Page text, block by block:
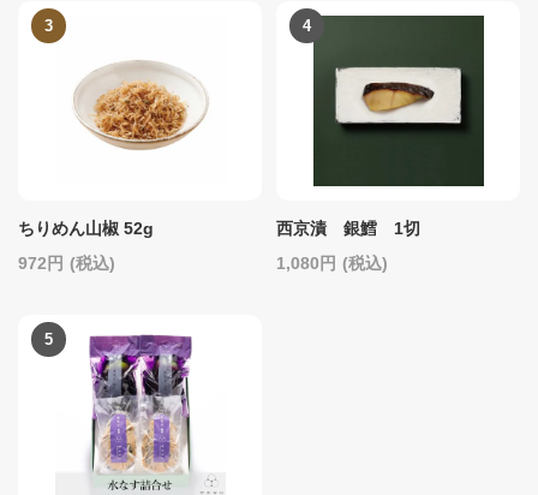
ちりめん山椒 52g
972
(税込)
西京漬 銀鱈 1切
1,080
(税込)